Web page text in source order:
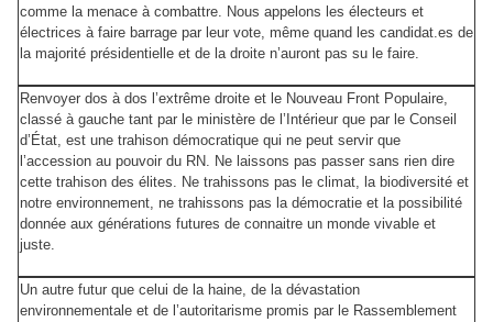
comme la menace à combattre. Nous appelons les électeurs et
électrices à faire barrage par leur vote, même quand les candidat.es de
la majorité présidentielle et de la droite n’auront pas su le faire.
Renvoyer dos à dos l’extrême droite et le Nouveau Front Populaire,
classé à gauche tant par le ministère de l’Intérieur que par le Conseil
d’État, est une trahison démocratique qui ne peut servir que
l’accession au pouvoir du RN. Ne laissons pas passer sans rien dire
cette trahison des élites. Ne trahissons pas le climat, la biodiversité et
notre environnement, ne trahissons pas la démocratie et la possibilité
donnée aux générations futures de connaitre un monde vivable et
juste.
Un autre futur que celui de la haine, de la dévastation
environnementale et de l’autoritarisme promis par le Rassemblement